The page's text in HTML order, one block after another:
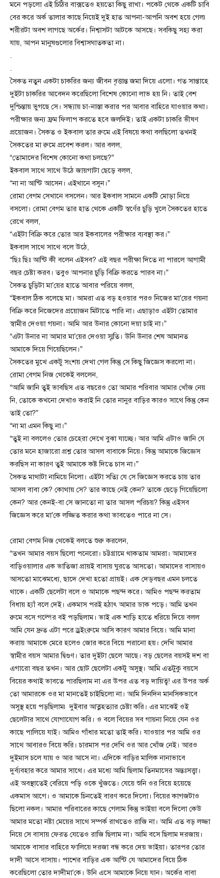
মনে পড়লো এই চিঠির বাক্সতেও হয়তো কিছু রাখা। পকেট থেকে একটি চাবি
বের করে অর্ক তালার কাছে নিয়েই দুই হাত আপনা-আপনি অবশ হয়ে গেল৷
শরীরটা অবশ লাগছে অর্কের। নিশ্বাসটা আটকে আসছে। সবকিছু সহ্য করা
যায়, আপন মানুষগুলোর বিশ্বাসঘাতকতা না।
.
.
সৈকত নতুন একটা চাকরির জন্য জীবন বৃত্তান্ত জমা দিয়ে এলো। গত সাপ্তাহে
দুইটা চাকরির আবেদন করেছিলো বিশেষ কোনো লাভ হয় নি। তাই বেশ
দুশ্চিন্তায় ভুগছে সে। সন্ধ্যায় চা-নাস্তা করার পর আবার বাহিরে যাওয়ার কথা।
পরীক্ষার জন্য ফ্রম ফিলাপ করতে হবে জলদিই। তাই একটা চাকরি ভীষণ
প্রয়োজন। সৈকত ও ইকবাল তার রুমে এই বিষয়ে কথা বলছিলো তখনই
সৈকতের মা রুমে প্রবেশ করল। আর বলল,
“তোমাদের বিশেষ কোনো কথা চলছে?”
ইকবাল সাথে সাথে উঠে জায়গাটা ছেড়ে বলল,
“না না আন্টি আসেন। এইখানে বসুন।”
রোমা বেগম সেখানে বসলেন। আর ইকবাল সামনে একটি মোড়া নিয়ে
বসলো। রোমা বেগম তার হাত থেকে একটি স্বর্ণের চুড়ি খুলে সৈকতের হাতে
রেখে বলল,
“এইটা বিক্রি করে তোর আর ইকবালের পরীক্ষার ব্যবস্থা কর।”
ইকবাল সাথে সাথে বলে উঠে,
“ছিঃ ছিঃ আন্টি কী বলেন এইসব? এই বছর পরীক্ষা দিতে না পারলে আগামী
বছর চেষ্টা করব। তবুও আপনার চুড়ি বিক্রি করতে পারব না।”
সৈকত চুড়িটা মা’য়ের হাতে আবার পরিয়ে বলল,
“ইকবাল ঠিক বলেছে মা। আমরা এত বড় হওয়ার পরও নিজের মা’য়ের গয়না
বিক্রি করে নিজেদের প্রয়োজন মিটাতে পারি না। এছাড়াও এইটা তোমার
স্বামীর দেওয়া গয়না। আমি আর উনার কোনো দয়া চাই না।”
“এটা উনার না আমার মা’য়ের দেওয়া স্মৃতি। উনি উনার শেষ আমানত
আমাকে দিয়ে গিয়েছিলেন।”
সৈকতের মুখে একটু সংশয় দেখা গেল কিন্তু সে কিছু জিজ্ঞেস করলো না।
রোমা বেগম নিজ থেকেই বললেন,
“আমি জানি তুই ভাবছিস এত বছরেও তো আমার পরিবার আমার খোঁজ নেয়
নি, তোকে কখনো দেখাও করাই নি তোর নানুর বাড়ির কারও সাথে কিন্তু কেন
তাই তো?”
“না মা এমন কিছু না।”
“তুই না বললেও তোর চেহেরা দেখে বুঝা যাচ্ছে। আর আমি এটাও জানি যে
তোর মনে হাজারো প্রশ্ন তোর আসল বাবাকে নিয়ে। কিন্তু আমাকে জিজ্ঞেস
করছিস না কারণ তুই আমাকে কষ্ট দিতে চাস না।”
সৈকত মাথাটা নামিয়ে নিলো। এইটা সত্যি যে সে জিজ্ঞেস করতে চায় তার
আসল বাবা কে? কোথায় সে? তার কাছে নেই কেন? তাকে ছেড়ে গিয়েছিলো
কেন? আর কেনই-বা সে জানতো না তার আসল পরিচয়? কিন্তু এইসব
জিজ্ঞেস করে মা’কে লজ্জিত করার কথা ভাবতেও পারে না সে।
রোমা বেগম নিজ থেকেই বলতে শুরু করলেন,
“তখন আমার বয়স ছিলো পনেরো। চট্টগ্রামে থাকতাম আমরা। আমাদের
বাড়িওয়ালার এক ভাতিজা প্রায়ই বাসায় ঘুরতে আসতো। আমাদের বাসায়ও
আসতো মাঝেমধ্যে, ছাদে দেখা হতো প্রায়ই। এক দেড়বছর এমন চলতে
থাকে। একটি ছেলেটা বলে ও আমাকে পছন্দ করে। আমিও পছন্দ করতাম
বিধায় হ্যাঁ বলে দেই। একমাস পরই হঠাৎ আমার ডাক পড়ে। আমি তখন
রুমে বসে গল্পের বই পড়ছিলাম। ভাই এক শাড়ি হাতে ধরিয়ে দিয়ে বলল
আমি যেন দ্রুত এটা পরে ড্রইংরুমে আসি কারণ আমার বিয়ে। আমি মানা
করায় আমাকে মেরে হলেও জোর করে বিয়ে পরানো হয়। দেখি আমার
স্বামীর বয়স আমার দ্বিগুণ। তার দুইটা ছেলে আছে। বড় ছেলের বয়সই দশ বা
এগারো বছর তখন। আর ছোট ছেলেটা একটু অসুস্থ। আমি এতটুকু বয়সে
বিয়ের কথাই ভাবতে পারছিলাম না এর উপর এত বড় দায়িত্ব! এর উপর অর্ক
তো আমারকে ওর মা মানতেই চাইছিলো না। আমি দিনদিন মানসিকভাবে
অসুস্থ হয়ে পড়ছিলাম৷ দুইবার আত্নহত্যার চেষ্টা করি। এর মাঝেই ওই
ছেলেটার সাথে যোগাযোগ করি। ও বলে বিয়ের সব গায়না নিয়ে যেন ওর
কাছে পালিয়ে যাই। আমিও গাঁধার মতো তাই করি। যাওয়ার পর আমি ওর
সাথে আবারও বিয়ে করি। চারমাস পর দেখি ওর আর খোঁজ নেই। আরও
দুইমাস চলে যায় ও আর আসে না। এদিকে বাড়ির মালিক নানাভাবে
দুর্ব্যবহার করে আমার সাথে। এর মধ্যে আমি ছিলাম তিনমাসের অন্তঃসত্ত্বা।
এই অবস্থাতেই বেরিয়ে পড়ি ওকে খুঁজতে। যেয়ে শুনি ওর বিয়ে হয়েছে
একমাস আগে। ও আমাকে চিনতেই বারণ করে দিলো। বিয়ের কাগজটাও
ছিলো নকল। আমার পরিবারের কাছে গেলাম কিন্তু ভাইয়া বলে দিলো কেউ
আমার মতো নষ্টা মেয়ের সাথে সম্পর্ক রাখতেও রাজি না। আমি এত বড় লজ্জা
নিয়ে সে বাসায় ফেরত যেতেও রাজি ছিলাম না। আমি বসে ছিলাম দরজায়।
আমাকে বাসার বাহিরে ফালিয়ে দরজা বন্ধ করে দেয় ভাইয়া। তারপর তোর
দাদী আসে বাসায়। পাশের বাড়ির এক আন্টি যে আমাদের বিয়ে ঠিক
করেছিলো তোর দাদীমা’কে। উনি এসে আমাকে নিয়ে যান। অর্কের বাবা